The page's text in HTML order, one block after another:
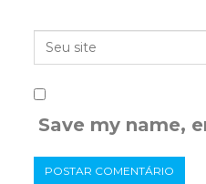
Save my name,